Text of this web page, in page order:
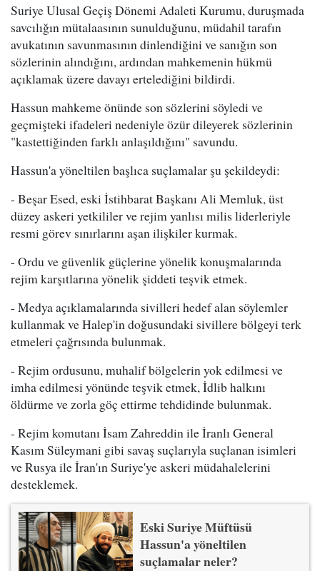
Suriye Ulusal Geçiş Dönemi Adaleti Kurumu, duruşmada
savcılığın mütalaasının sunulduğunu, müdahil tarafın
avukatının savunmasının dinlendiğini ve sanığın son
sözlerinin alındığını, ardından mahkemenin hükmü
açıklamak üzere davayı ertelediğini bildirdi.
Hassun mahkeme önünde son sözlerini söyledi ve
geçmişteki ifadeleri nedeniyle özür dileyerek sözlerinin
"kastettiğinden farklı anlaşıldığını" savundu.
Hassun'a yöneltilen başlıca suçlamalar şu şekildeydi:
- Beşar Esed, eski İstihbarat Başkanı Ali Memluk, üst
düzey askeri yetkililer ve rejim yanlısı milis liderleriyle
resmi görev sınırlarını aşan ilişkiler kurmak.
- Ordu ve güvenlik güçlerine yönelik konuşmalarında
rejim karşıtlarına yönelik şiddeti teşvik etmek.
- Medya açıklamalarında sivilleri hedef alan söylemler
kullanmak ve Halep'in doğusundaki sivillere bölgeyi terk
etmeleri çağrısında bulunmak.
- Rejim ordusunu, muhalif bölgelerin yok edilmesi ve
imha edilmesi yönünde teşvik etmek, İdlib halkını
öldürme ve zorla göç ettirme tehdidinde bulunmak.
- Rejim komutanı İsam Zahreddin ile İranlı General
Kasım Süleymani gibi savaş suçlarıyla suçlanan isimleri
ve Rusya ile İran'ın Suriye'ye askeri müdahalelerini
desteklemek.
Eski Suriye Müftüsü
Hassun'a yöneltilen
suçlamalar neler?